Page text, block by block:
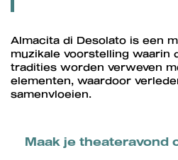
Almacita di Desolato is een
muzikale voorstelling waarin
tradities worden verweven
elementen, waardoor
samenvloeien.
Maak je theateravond